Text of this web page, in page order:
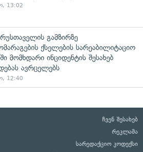
13:02
რუსთაველის გამზირზე
ქსელების სარეაბილიტაციო
მომხდარი ინციდენტის შესახებ
ავრცელებს
12:40
ჩვენ შესახებ
რეკლამა
სარედაქციო კოდექსი